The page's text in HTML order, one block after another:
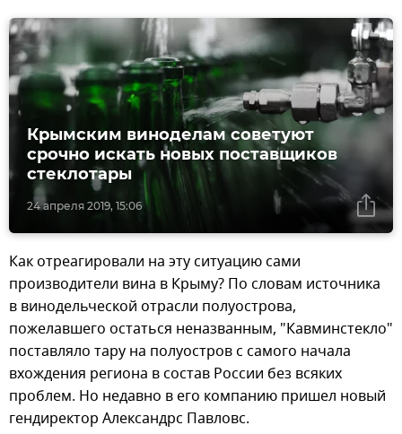
24 апреля 2019, 15:06
Крымским виноделам советуют
срочно искать новых поставщиков
стеклотары
Как отреагировали на эту ситуацию сами
производители вина в Крыму? По словам источника
в винодельческой отрасли полуострова,
пожелавшего остаться неназванным, "Кавминстекло"
поставляло тару на полуостров с самого начала
вхождения региона в состав России без всяких
проблем. Но недавно в его компанию пришел новый
гендиректор Александрс Павловс.